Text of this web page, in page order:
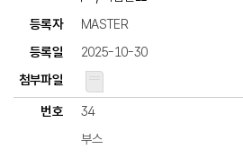
MASTER
2025-10-30
34
부스